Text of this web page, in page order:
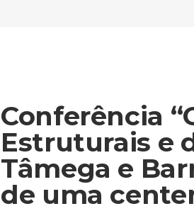
Conferência
Estruturais e
Tâmega e
de uma